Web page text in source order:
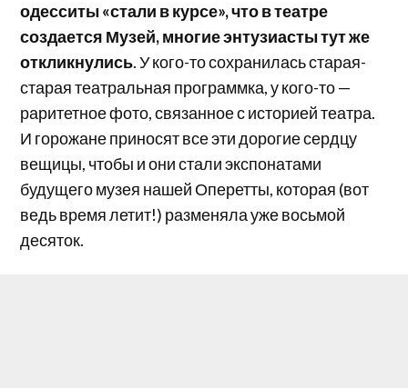
одесситы «стали в курсе», что в театре
создается Музей, многие энтузиасты тут же
откликнулись. У кого-то сохранилась старая-
старая театральная программка, у кого-то —
раритетное фото, связанное с историей театра.
И горожане приносят все эти дорогие сердцу
вещицы, чтобы и они стали экспонатами
будущего музея нашей Оперетты, которая (вот
ведь время летит!) разменяла уже восьмой
десяток.